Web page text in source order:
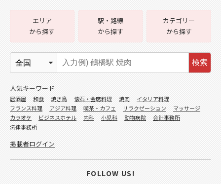
エリア
から探す
駅・路線
から探す
カテゴリー
から探す
検索
人気キーワード
居酒屋 和食 焼き鳥 懐石・会席料理 焼肉
イタリア料理
フランス料理
アジア料理 喫茶・カフェ リラクゼーション
マッサージ
カラオケ
ビジネスホテル 内科 小児科 動物病院
会計事務所
法律事務所
掲載者ログイン
FOLLOW US!